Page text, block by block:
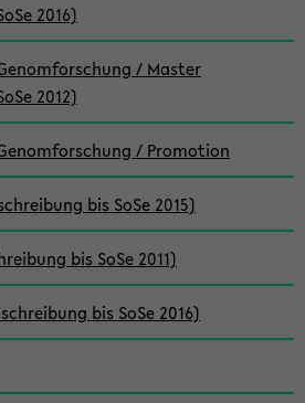
2016)
/ Master
2012)
/ Promotion
bis SoSe 2015)
bis SoSe 2011)
bis SoSe 2016)